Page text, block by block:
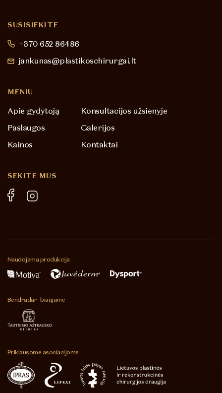
SUSISIEKITE
+370 652 86486
jankunas@plastikoschirurgai.lt
MENIU
Apie gydytoją
Konsultacijos užsienyje
Paslaugos
Galerijos
Kainos
Kontaktai
SEKITE MUS
Naudojama produkcija
Bendradar-biaujame
Priklausome asociacijoms